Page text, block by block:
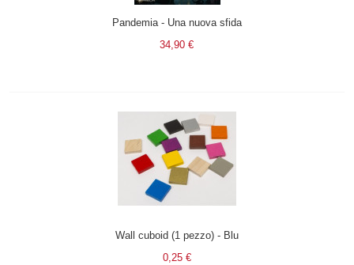
Pandemia - Una nuova sfida
34,90 €
Wall cuboid (1 pezzo) - Blu
0,25 €